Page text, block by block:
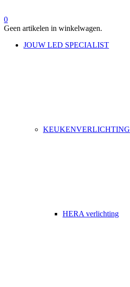
0
Geen artikelen in winkelwagen.
JOUW LED SPECIALIST
KEUKENVERLICHTING
HERA verlichting